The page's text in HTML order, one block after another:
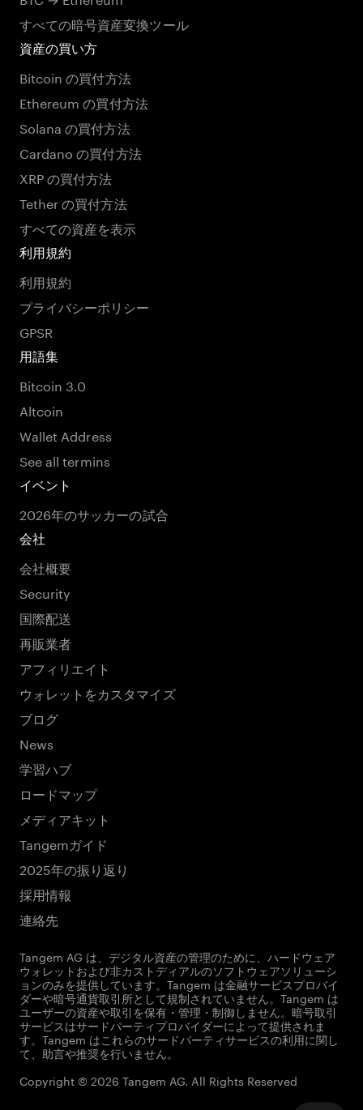
すべての暗号資産変換ツール
資産の買い方
Bitcoin の買付方法
Ethereum の買付方法
Solana の買付方法
Cardano の買付方法
XRP の買付方法
Tether の買付方法
すべての資産を表示
利用規約
利用規約
プライバシーポリシー
GPSR
用語集
Bitcoin 3.0
Altcoin
Wallet Address
See all termins
イベント
2026年のサッカーの試合
会社
会社概要
Security
国際配送
再販業者
アフィリエイト
ウォレットをカスタマイズ
ブログ
News
学習ハブ
ロードマップ
メディアキット
Tangemガイド
2025年の振り返り
採用情報
連絡先
Tangem AG は、デジタル資産の管理のために、ハードウェア
ウォレットおよび非カストディアルのソフトウェアソリューシ
ョンのみを提供しています。Tangem は金融サービスプロバイ
ダーや暗号通貨取引所として規制されていません。Tangem は
ユーザーの資産や取引を保有・管理・制御しません。暗号取引
サービスはサードパーティプロバイダーによって提供されま
す。Tangem はこれらのサードパーティサービスの利用に関し
て、助言や推奨を行いません。